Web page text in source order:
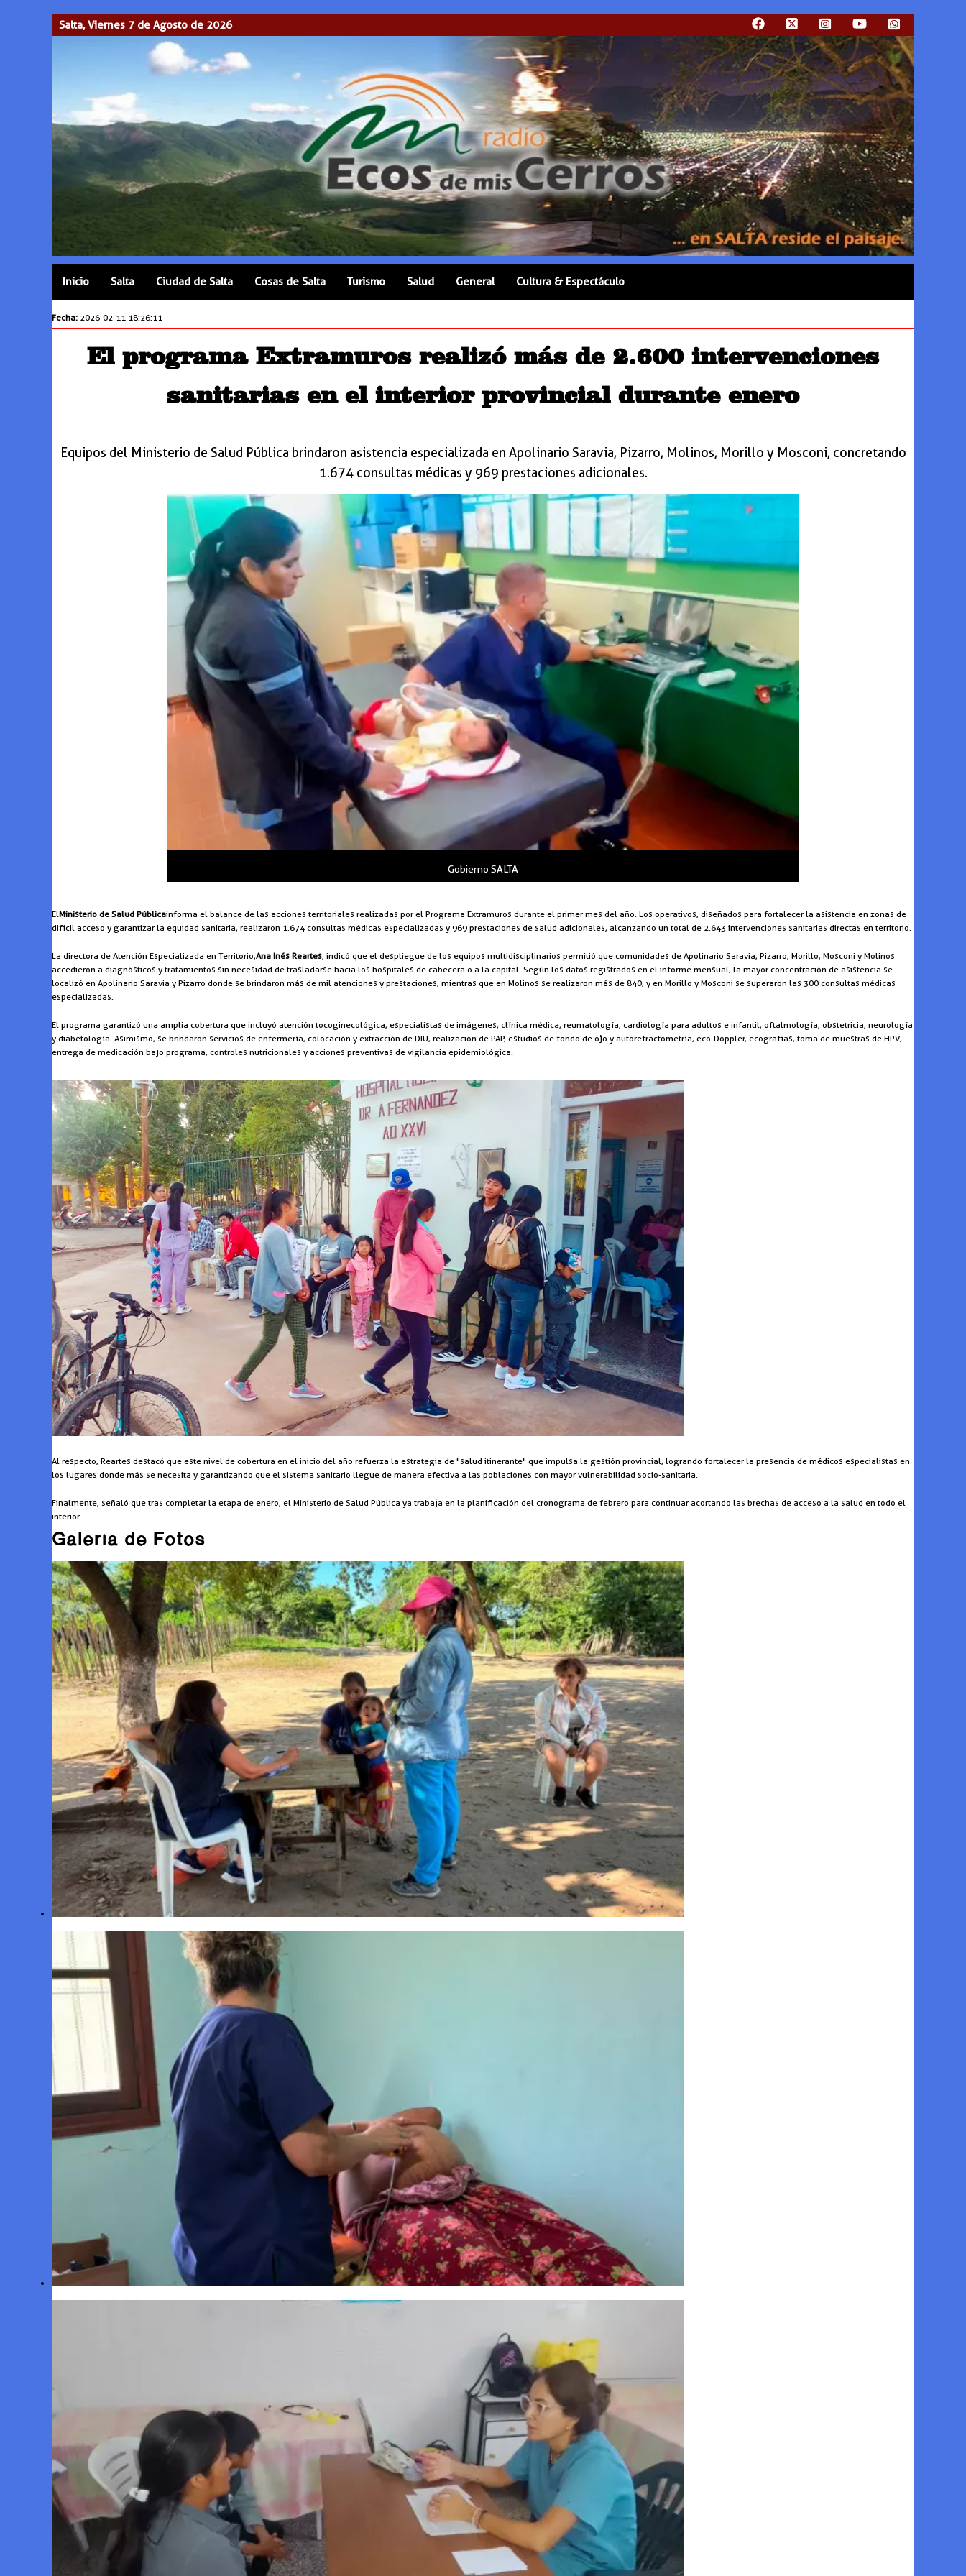
Salta, Viernes 7 de Agosto de 2026
Inicio Salta Ciudad de Salta Cosas de Salta Turismo Salud General Cultura & Espectáculo
Fecha: 2026-02-11 18:26:11
El programa Extramuros realizó más de 2.600 intervenciones
sanitarias en el interior provincial durante enero
Equipos del Ministerio de Salud Pública brindaron asistencia especializada en Apolinario Saravia, Pizarro, Molinos, Morillo y Mosconi, concretando
1.674 consultas médicas y 969 prestaciones adicionales.
Gobierno SALTA
ElMinisterio de Salud Públicainforma el balance de las acciones territoriales realizadas por el Programa Extramuros durante el primer mes del año. Los operativos, diseñados para fortalecer la asistencia en zonas de
difícil acceso y garantizar la equidad sanitaria, realizaron 1.674 consultas médicas especializadas y 969 prestaciones de salud adicionales, alcanzando un total de 2.643 intervenciones sanitarias directas en territorio.
La directora de Atención Especializada en Territorio,Ana Inés Reartes, indicó que el despliegue de los equipos multidisciplinarios permitió que comunidades de Apolinario Saravia, Pizarro, Morillo, Mosconi y Molinos
accedieron a diagnósticos y tratamientos sin necesidad de trasladarse hacia los hospitales de cabecera o a la capital. Según los datos registrados en el informe mensual, la mayor concentración de asistencia se
localizó en Apolinario Saravia y Pizarro donde se brindaron más de mil atenciones y prestaciones, mientras que en Molinos se realizaron más de 840, y en Morillo y Mosconi se superaron las 300 consultas médicas
especializadas.
El programa garantizó una amplia cobertura que incluyó atención tocoginecológica, especialistas de imágenes, clínica médica, reumatología, cardiología para adultos e infantil, oftalmología, obstetricia, neurología
y diabetología. Asimismo, se brindaron servicios de enfermería, colocación y extracción de DIU, realización de PAP, estudios de fondo de ojo y autorefractometría, eco-Doppler, ecografías, toma de muestras de HPV,
entrega de medicación bajo programa, controles nutricionales y acciones preventivas de vigilancia epidemiológica.
Al respecto, Reartes destacó que este nivel de cobertura en el inicio del año refuerza la estrategia de "salud itinerante" que impulsa la gestión provincial, logrando fortalecer la presencia de médicos especialistas en
los lugares donde más se necesita y garantizando que el sistema sanitario llegue de manera efectiva a las poblaciones con mayor vulnerabilidad socio-sanitaria.
Finalmente, señaló que tras completar la etapa de enero, el Ministerio de Salud Pública ya trabaja en la planificación del cronograma de febrero para continuar acortando las brechas de acceso a la salud en todo el
interior.
Galería de Fotos